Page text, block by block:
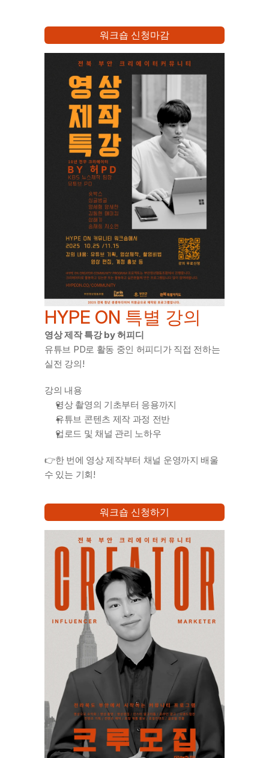
워크숍 신청마감
HYPE ON 특별 강의
영상 제작 특강 by 허피디
유튜브 PD로 활동 중인 허피디가 직접 전하는
실전 강의!
강의 내용
영상 촬영의 기초부터 응용까지
유튜브 콘텐츠 제작 과정 전반
업로드 및 채널 관리 노하우
👉한 번에 영상 제작부터 채널 운영까지 배울
수 있는 기회!
워크숍 신청하기